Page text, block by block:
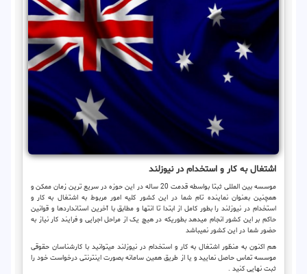
اشتغال به کار و استخدام در نیوزلند
موسسه بین المللی ثبتا بواسطه قدمت 20 ساله در این حوزه در سریع ترین زمان ممکن و
همچنین بعنوان نماینده تام شما در این کشور کلیه امور مربوط به اشتغال به کار و
استخدام در نیوزلند را بطور کامل از ابتدا تا انتها و مطابق با آخرین استانداردها و قوانین
حاکم بر این کشور انجام میدهد بطوریکه در هیچ یک از مراحل اجرایی و فرایند کار نیاز به
حضور شما در این کشور نمیباشد
هم اکنون به منظور اشتغال به کار و استخدام در نیوزلند میتوانید با کارشناسان حقوقی
موسسه تماس حاصل نمایید و یا از طریق همین سامانه بصورت اینترنتی درخواست خود را
ثبت نهایی کنید .